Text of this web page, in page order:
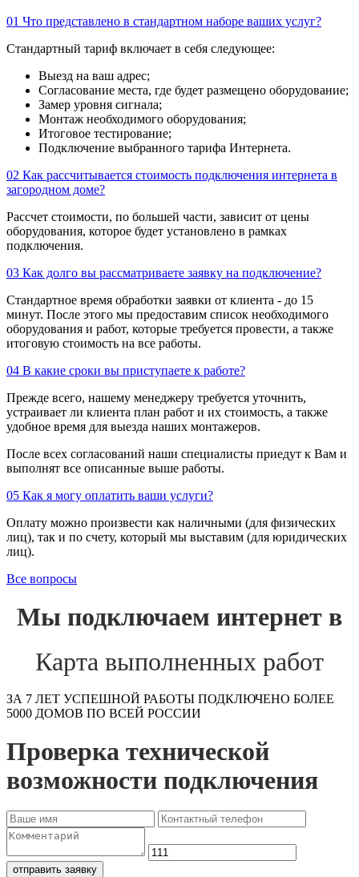
01 Что представлено в стандартном наборе ваших услуг?
Стандартный тариф включает в себя следующее:
Выезд на ваш адрес;
Согласование места, где будет размещено оборудование;
Замер уровня сигнала;
Монтаж необходимого оборудования;
Итоговое тестирование;
Подключение выбранного тарифа Интернета.
02 Как рассчитывается стоимость подключения интернета в
загородном доме?
Рассчет стоимости, по большей части, зависит от цены
оборудования, которое будет установлено в рамках
подключения.
03 Как долго вы рассматриваете заявку на подключение?
Стандартное время обработки заявки от клиента - до 15
минут. После этого мы предоставим список необходимого
оборудования и работ, которые требуется провести, а также
итоговую стоимость на все работы.
04 В какие сроки вы приступаете к работе?
Прежде всего, нашему менеджеру требуется уточнить,
устраивает ли клиента план работ и их стоимость, а также
удобное время для выезда наших монтажеров.
После всех согласований наши специалисты приедут к Вам и
выполнят все описанные выше работы.
05 Как я могу оплатить ваши услуги?
Оплату можно произвести как наличными (для физических
лиц), так и по счету, который мы выставим (для юридических
лиц).
Все вопросы
Мы подключаем интернет в
Карта выполненных работ
ЗА 7 ЛЕТ УСПЕШНОЙ РАБОТЫ ПОДКЛЮЧЕНО БОЛЕЕ
5000 ДОМОВ ПО ВСЕЙ РОССИИ
Проверка технической
возможности подключения
отправить заявку